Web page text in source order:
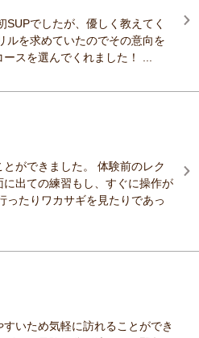
でしたが、優しく教えてく
ルを求めていたのでその意向を
スを選んでくれました！ ...
ができました。 体験前のレク
出ての練習もし、すぐに操作が
ったりワカサギを見たりであっ
いため気軽に訪れることができ